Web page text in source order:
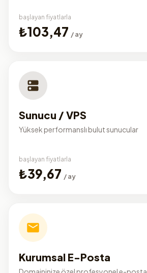
başlayan fiyatlarla
₺103,47 / ay
Sunucu / VPS
Yüksek performanslı bulut sunucular
başlayan fiyatlarla
₺39,67 / ay
Kurumsal E-Posta